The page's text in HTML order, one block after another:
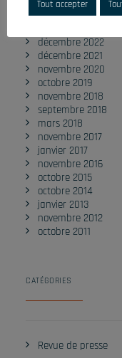
octobre 2024
décembre 2022
décembre 2021
novembre 2020
octobre 2019
novembre 2018
septembre 2018
mars 2018
novembre 2017
janvier 2017
novembre 2016
octobre 2015
octobre 2014
janvier 2013
novembre 2012
octobre 2011
CATÉGORIES
Revue de presse
Tout accepter